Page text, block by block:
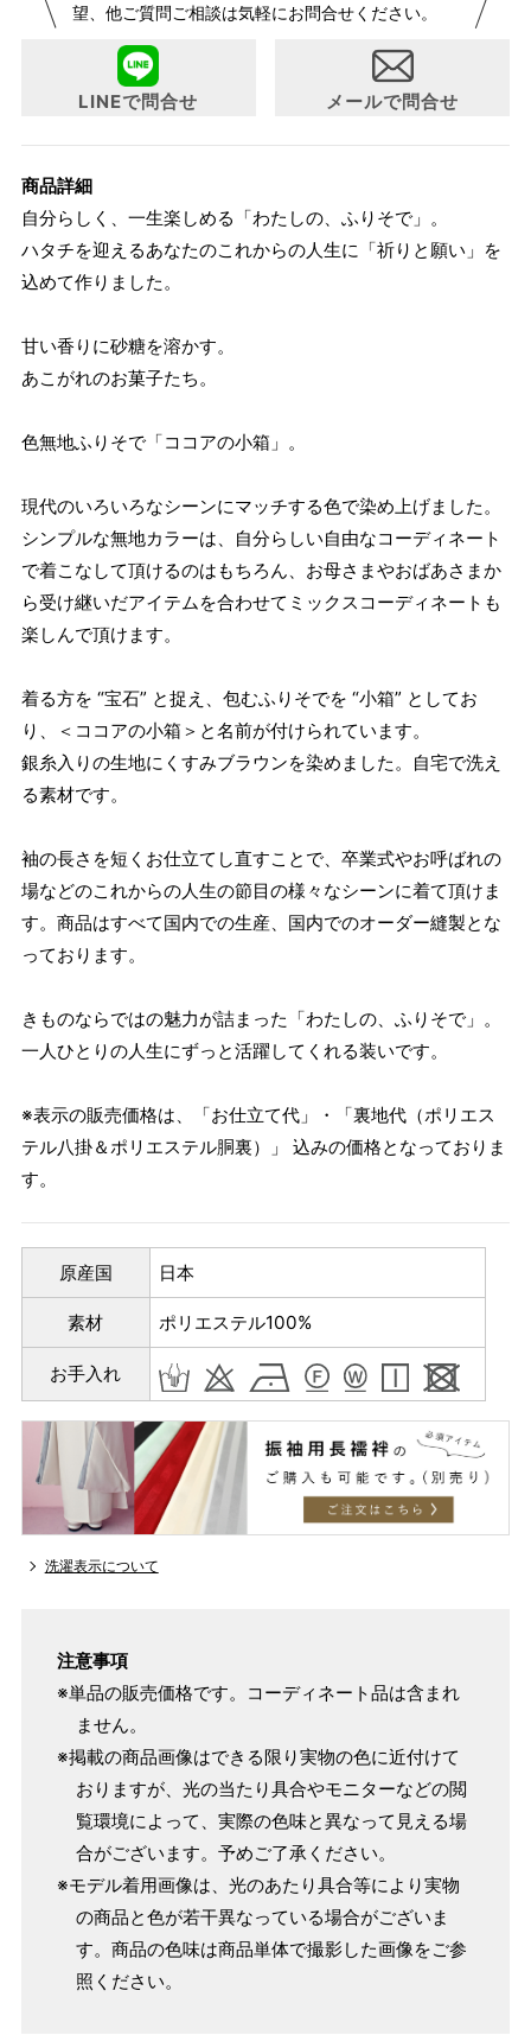
らよりお召しになりやすい寸法に変更いたしました。変更点
について詳細をお知りになりたい方はお問い合わせくださ
店舗で採寸（お近くの店舗でスタッフが採寸）
サイズ 身長目安
望、他ご質問ご相談は気軽にお問合せください。
LINEで問合せ メールで問合せ
商品詳細
自分らしく、一生楽しめる「わたしの、ふりそで」。
ハタチを迎えるあなたのこれからの人生に「祈りと願い」を
込めて作りました。
甘い香りに砂糖を溶かす。
あこがれのお菓子たち。
色無地ふりそで「ココアの小箱」。
現代のいろいろなシーンにマッチする色で染め上げました。
シンプルな無地カラーは、自分らしい自由なコーディネート
で着こなして頂けるのはもちろん、お母さまやおばあさまか
ら受け継いだアイテムを合わせてミックスコーディネートも
楽しんで頂けます。
着る方を “宝石” と捉え、包むふりそでを “小箱” としてお
り、＜ココアの小箱＞と名前が付けられています。
銀糸入りの生地にくすみブラウンを染めました。自宅で洗え
る素材です。
袖の長さを短くお仕立てし直すことで、卒業式やお呼ばれの
場などのこれからの人生の節目の様々なシーンに着て頂けま
す。商品はすべて国内での生産、国内でのオーダー縫製とな
っております。
きものならではの魅力が詰まった「わたしの、ふりそで」。
一人ひとりの人生にずっと活躍してくれる装いです。
※表示の販売価格は、「お仕立て代」・「裏地代（ポリエス
テル八掛＆ポリエステル胴裏）」 込みの価格となっておりま
す。
原産国 日本
素材 ポリエステル100%
お手入れ
洗濯表示について
注意事項
※単品の販売価格です。コーディネート品は含まれ
ません。
※掲載の商品画像はできる限り実物の色に近付けて
おりますが、光の当たり具合やモニターなどの閲
覧環境によって、実際の色味と異なって見える場
合がございます。予めご了承ください。
※モデル着用画像は、光のあたり具合等により実物
の商品と色が若干異なっている場合がございま
す。商品の色味は商品単体で撮影した画像をご参
照ください。